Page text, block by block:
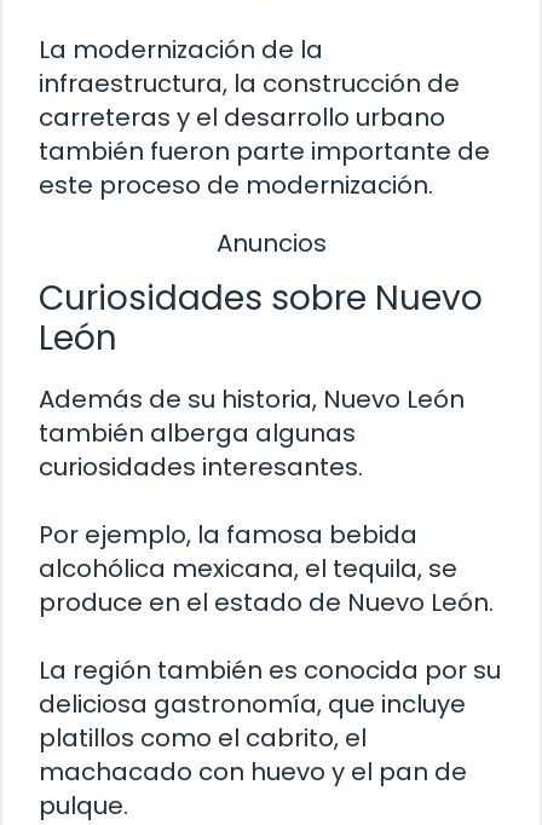
La modernización de la
infraestructura, la construcción de
carreteras y el desarrollo urbano
también fueron parte importante de
este proceso de modernización.
Anuncios
Curiosidades sobre Nuevo
León
Además de su historia, Nuevo León
también alberga algunas
curiosidades interesantes.
Por ejemplo, la famosa bebida
alcohólica mexicana, el tequila, se
produce en el estado de Nuevo León.
La región también es conocida por su
deliciosa gastronomía, que incluye
platillos como el cabrito, el
machacado con huevo y el pan de
pulque.